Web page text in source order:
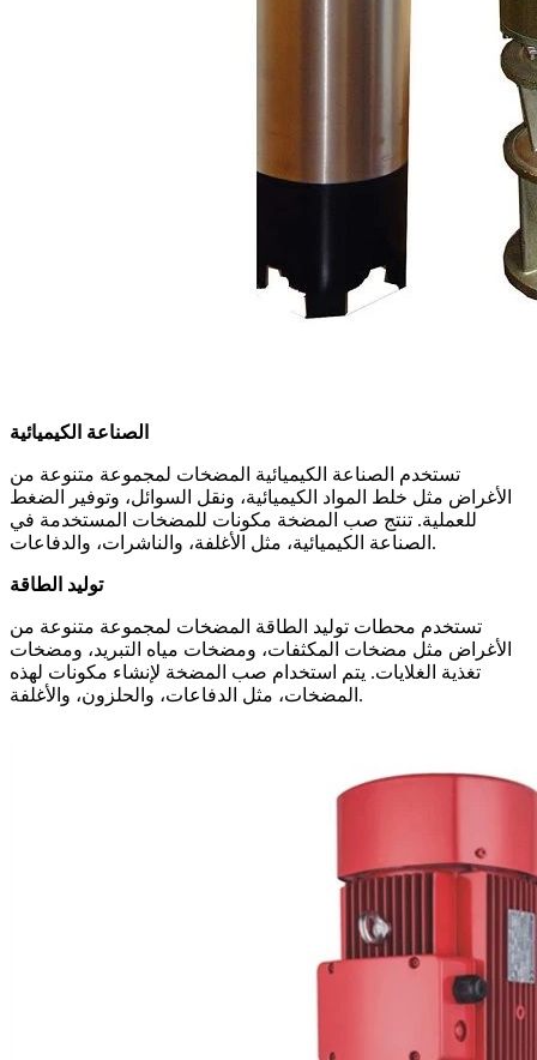
الصناعة الكيميائية
تستخدم الصناعة الكيميائية المضخات لمجموعة متنوعة من
الأغراض مثل خلط المواد الكيميائية، ونقل السوائل، وتوفير الضغط
للعملية. تنتج صب المضخة مكونات للمضخات المستخدمة في
الصناعة الكيميائية، مثل الأغلفة، والناشرات، والدفاعات.
توليد الطاقة
تستخدم محطات توليد الطاقة المضخات لمجموعة متنوعة من
الأغراض مثل مضخات المكثفات، ومضخات مياه التبريد، ومضخات
تغذية الغلايات. يتم استخدام صب المضخة لإنشاء مكونات لهذه
المضخات، مثل الدفاعات، والحلزون، والأغلفة.